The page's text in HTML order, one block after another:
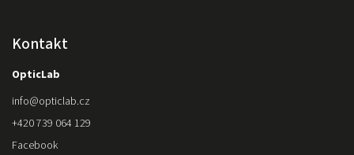
Kontakt
OpticLab
info@opticlab.cz
+420 739 064 129
Facebook